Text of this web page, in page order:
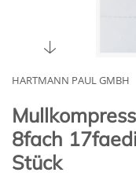
HARTMANN PAUL GMBH
8fach
Stück